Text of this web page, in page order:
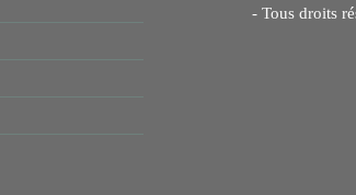
- Tous droits